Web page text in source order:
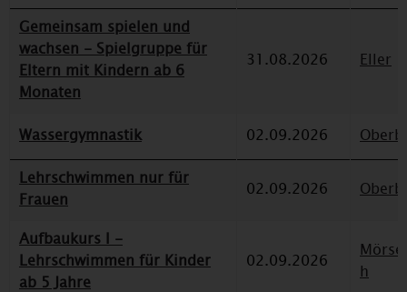
Gemeinsam spielen und
wachsen - Spielgruppe für
Eltern mit Kindern ab 6
Monaten
31.08.2026 Eller
Wassergymnastik 02.09.2026
Lehrschwimmen nur für
Frauen
02.09.2026
Aufbaukurs I -
Lehrschwimmen für Kinder
ab 5 Jahre
02.09.2026
h